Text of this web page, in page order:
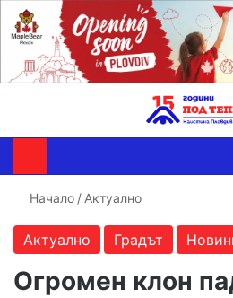
Начало / Актуално
Актуално Градът
Огромен клон